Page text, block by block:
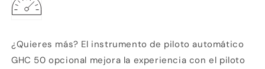
¿Quieres más? El instrumento de piloto automático
GHC 50 opcional mejora la experiencia con el piloto